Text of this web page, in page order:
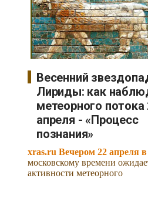
Весенний
Лириды: как
метеорного потока
апреля - «Процесс
познания»
xras.ru Вечером 22 апреля в
московскому времени
активности метеорного